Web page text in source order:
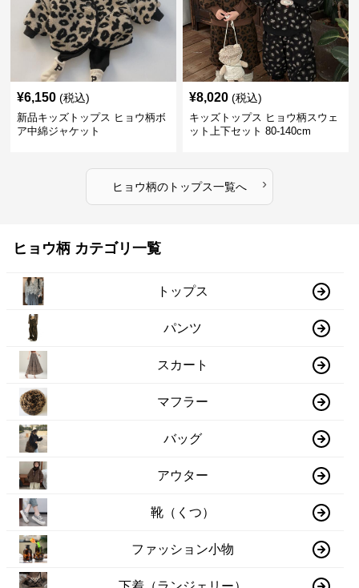
¥6,150 (税込)
新品キッズトップス ヒョウ柄ボ
ア中綿ジャケット
¥8,020 (税込)
キッズトップス ヒョウ柄スウェ
ット上下セット 80-140cm
ヒョウ柄のトップス一覧へ ›
ヒョウ柄 カテゴリ一覧
トップス
パンツ
スカート
マフラー
バッグ
アウター
靴（くつ）
ファッション小物